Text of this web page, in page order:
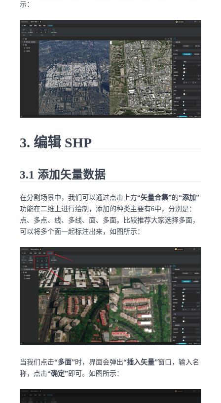
示：
3. 编辑 SHP
3.1 添加矢量数据
在分割场景中，我们可以通过点击上方“矢量合集”的“添加”
功能在二维上进行绘制，添加的种类主要有6中，分别是：
点、多点、线、多线、面、多面。比较推荐大家选择多面，
可以将多个面一起标注出来，如图所示：
当我们点击“多面”时，界面会弹出“插入矢量”窗口，输入名
称，点击“确定”即可。如图所示：